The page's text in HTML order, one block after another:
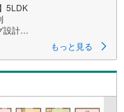
5LDK
設計
す。
も便利な立地です。
もっと見る